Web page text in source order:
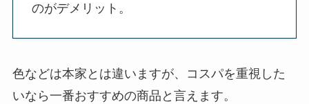
のがデメリット。
色などは本家とは違いますが、コスパを重視した
いなら一番おすすめの商品と言えます。